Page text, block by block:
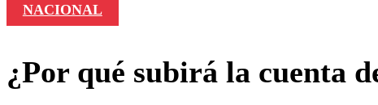
NACIONAL
¿Por qué subirá la cuenta